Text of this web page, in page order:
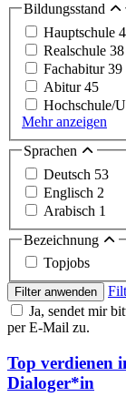
Bildungsstand
Hauptschule
Realschule 38
Fachabitur39
Abitur45
Hochschule/
Mehr anzeigen
Sprachen
Deutsch 53
Englisch 2
Arabisch 1
Bezeichnung
Topjobs
Filter anwenden
Ja, sendet mir
per E-Mail zu.
Top verdienen
Dialoger*in